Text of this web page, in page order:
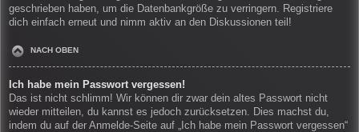
geschrieben haben, um die Datenbankgröße zu verringern. Registriere
dich einfach erneut und nimm aktiv an den Diskussionen teil!
NACH OBEN
Ich habe mein Passwort vergessen!
Das ist nicht schlimm! Wir können dir zwar dein altes Passwort nicht
wieder mitteilen, du kannst es jedoch zurücksetzen. Dies machst du,
indem du auf der Anmelde-Seite auf „Ich habe mein Passwort vergessen“